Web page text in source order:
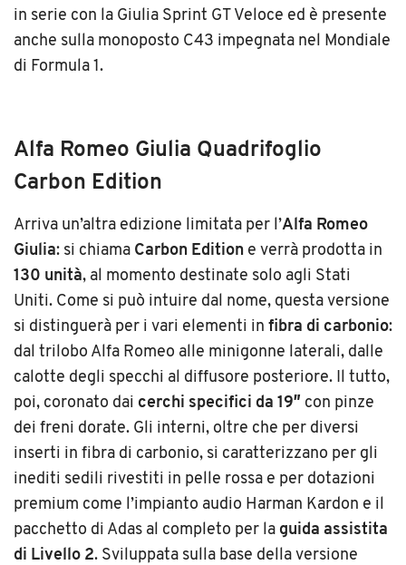
in serie con la Giulia Sprint GT Veloce ed è presente
anche sulla monoposto C43 impegnata nel Mondiale
di Formula 1.
Alfa Romeo Giulia Quadrifoglio
Carbon Edition
Arriva un’altra edizione limitata per l’Alfa Romeo
Giulia: si chiama Carbon Edition e verrà prodotta in
130 unità, al momento destinate solo agli Stati
Uniti. Come si può intuire dal nome, questa versione
si distinguerà per i vari elementi in fibra di carbonio:
dal trilobo Alfa Romeo alle minigonne laterali, dalle
calotte degli specchi al diffusore posteriore. Il tutto,
poi, coronato dai cerchi specifici da 19″ con pinze
dei freni dorate. Gli interni, oltre che per diversi
inserti in fibra di carbonio, si caratterizzano per gli
inediti sedili rivestiti in pelle rossa e per dotazioni
premium come l’impianto audio Harman Kardon e il
pacchetto di Adas al completo per la guida assistita
di Livello 2. Sviluppata sulla base della versione